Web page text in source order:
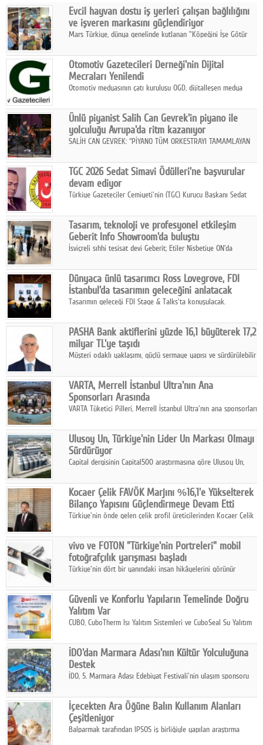
Facebook
Diziler
Karikatür
Youtube
Polemik
Reklam
Yazarlar
Künye
SOSYAL MEDYA
Facebook
Twitter
Google Plus
© 2026 TÜM HAKLARI SAKLIDIR
Evcil hayvan dostu iş yerleri çalışan bağlılığını
ve işveren markasını güçlendiriyor
Mars Türkiye, dünya genelinde kutlanan "Köpeğini İşe Götür
çalışan bağlılığı, iyi olma hali ve işveren markası üzerindeki
etkisine dikkat çekti.
Otomotiv Gazetecileri Derneği'nin Dijital
Mecraları Yenilendi
Otomotiv medyasının çatı kuruluşu OGD, dijitalleşen medya
hedefiyle internet sitesini ve sosyal medya kanallarını yeniledi.
Ünlü piyanist Salih Can Gevrek'in piyano ile
yolculuğu Avrupa'da ritm kazanıyor
SALİH CAN GEVREK: “PİYANO TÜM ORKESTRAYI TAMAMLAYAN
ETKİ YARATIYOR"
TGC 2026 Sedat Simavi Ödülleri'ne başvurular
devam ediyor
Türkiye Gazeteciler Cemiyeti'nin (TGC) Kurucu Başkanı Sedat
Tasarım, teknoloji ve profesyonel etkileşim
Geberit Info Showroom'da buluştu
İsviçreli sıhhi tesisat devi Geberit; Etiler Nisbetiye ON'da
ortaklığıyla özel bir davete ev sahipliği yaptı.
Dünyaca ünlü tasarımcı Ross Lovegrove, FDI
İstanbul'da tasarımın geleceğini anlatacak
Tasarımın geleceği FDI Stage & Talks'ta konuşulacak.
PASHA Bank aktiflerini yüzde 16,1 büyüterek 17,2
milyar TL'ye taşıdı
Müşteri odaklı yaklaşımı, güçlü sermaye yapısı ve sürdürülebilir
yılının ilk yarısında güçlü finansal performansını korudu.
VARTA, Merrell İstanbul Ultra'nın Ana
Sponsorları Arasında
VARTA Tüketici Pilleri, Merrell İstanbul Ultra'nın ana sponsorları
enerjisine güç katıyor.
Ulusoy Un, Türkiye'nin Lider Un Markası Olmayı
Sürdürüyor
Capital dergisinin Capital500 araştırmasına göre Ulusoy Un,
hasılatıyla Türkiye'nin en büyük 83. firması oldu.
Kocaer Çelik FAVÖK Marjını %16,1'e Yükselterek
Bilanço Yapısını Güçlendirmeye Devam Etti
Türkiye'nin önde gelen çelik profil üreticilerinden Kocaer Çelik
Çelik FAVÖK Marjını %16,1'e yükseltti.
vivo ve FOTON "Türkiye'nin Portreleri" mobil
fotoğrafçılık yarışması başladı
Türkiye'nin dört bir yanındaki insan hikâyelerini görünür
insanını, kültürünü ve yaşamını portre fotoğraflarıyla
anlatmaya davet ediyor.
Güvenli ve Konforlu Yapıların Temelinde Doğru
Yalıtım Var
CUBO, CuboTherm Isı Yalıtım Sistemleri ve CuboSeal Su Yalıtım
ve sürdürülebilir çözümler sunuyor.
İDO'dan Marmara Adası'nın Kültür Yolculuğuna
Destek
İDO, 5. Marmara Adası Edebiyat Festivali'nin ulaşım sponsoru
ettiriyor.
İçecekten Ara Öğüne Balın Kullanım Alanları
Çeşitleniyor
Balparmak tarafından IPSOS iş birliğiyle yapılan araştırma